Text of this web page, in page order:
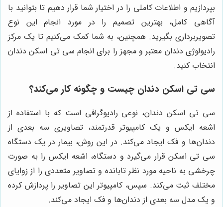
بپردازیم و اطلاعات کاملی را در اختیار شما قرار دهیم تا بتوانید با
آگاهی کامل، بهترین تصمیم را در مورد انجام این نوع
تصویربرداری بگیرید. همچنین، به شما کمک می‌کنیم تا یک مرکز
رادیولوژی دندان معتبر و مجهز را برای انجام سی تی اسکن دندان
انتخاب کنید.
سی تی اسکن دندان چیست و چگونه کار می‌کند؟
سی تی اسکن دندان، نوعی رادیوگرافی است که با استفاده از
اشعه ایکس و یک کامپیوتر قدرتمند، تصاویری سه بعدی از
دندان‌ها و فک ایجاد می‌کند. در این روش، بیمار در یک دستگاه
سی تی اسکن قرار می‌گیرد و دستگاه، اشعه ایکس را به صورت
چرخشی به ناحیه مورد نظر تابانده و تصاویر متعددی را از زوایای
مختلف ثبت می‌کند. سپس، کامپیوتر این تصاویر را پردازش کرده
و یک مدل سه بعدی از دندان‌ها و فک ایجاد می‌کند.